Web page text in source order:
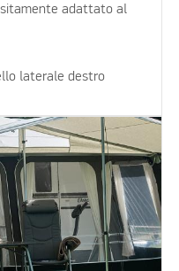
adattato al
laterale destro